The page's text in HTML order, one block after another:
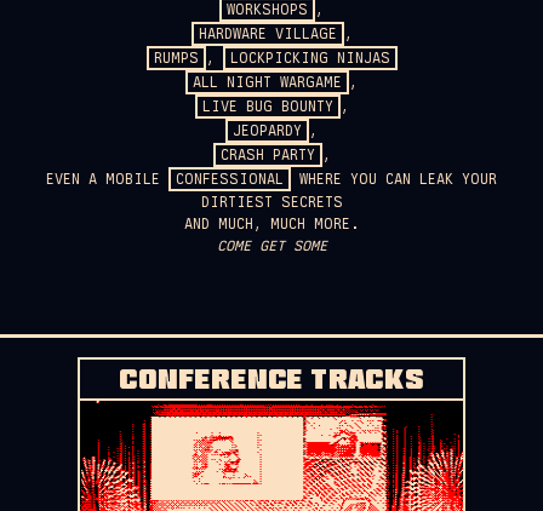
WORKSHOPS
,
HARDWARE VILLAGE
,
RUMPS
,
LOCKPICKING NINJAS
ALL NIGHT WARGAME
,
LIVE BUG BOUNTY
,
JEOPARDY
,
CRASH PARTY
,
EVEN A MOBILE
CONFESSIONAL
WHERE YOU CAN LEAK YOUR
DIRTIEST SECRETS
AND MUCH, MUCH MORE.
COME GET SOME
CONFERENCE TRACKS